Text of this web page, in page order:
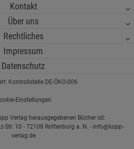
Kontakt
Über uns
Rechtliches
Impressum
Datenschutz
Kontrollstelle DE-ÖKO-006
Einstellungen
Verlag herausgegebenen Bücher ist:
Str. 10 - 72108 Rottenburg a. N. - info@kopp-
verlag.de
(2)
(3)
anzeigen
Datenschutzerklärung Impressum